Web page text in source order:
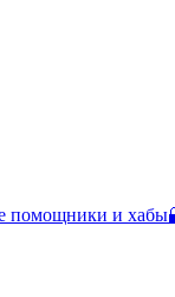
помощники и хабы